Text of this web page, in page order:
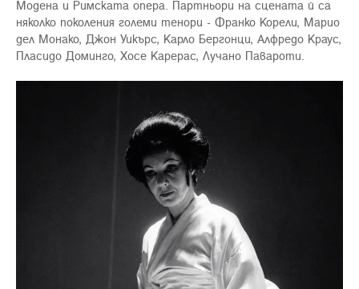
Модена и Римската опера. Партньори на сцената й са
няколко поколения големи тенори - Франко Корели, Марио
дел Монако, Джон Уикърс, Карло Бергонци, Алфредо Краус,
Пласидо Доминго, Хосе Карерас, Лучано Павароти.